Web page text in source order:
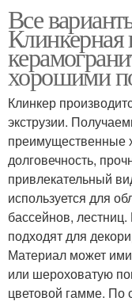
Все
Клинкерная
хорошими
Клинкер
экструзии.
преимущественные
долговечность,
привлекательный
используется для
бассейнов,
подходят для
Материал может
или шероховатую
цветовой гамме. По